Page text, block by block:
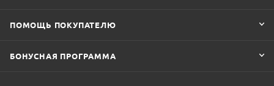
ПОМОЩЬ ПОКУПАТЕЛЮ
БОНУСНАЯ ПРОГРАММА